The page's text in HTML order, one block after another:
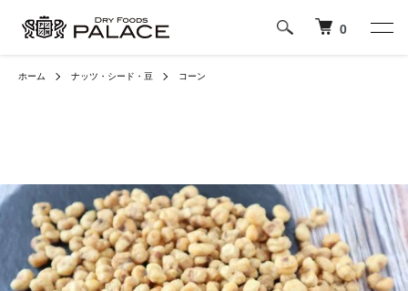
0
ホーム ナッツ・シード・豆 コーン